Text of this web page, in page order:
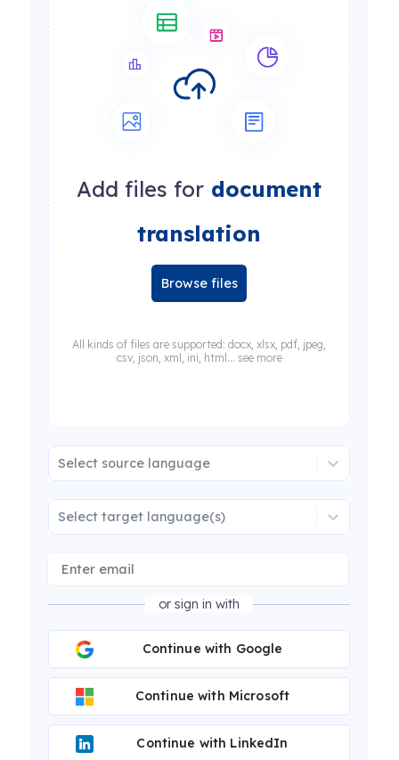
Add files for document
translation
Browse files
All kinds of files are supported: docx, xlsx, pdf, jpeg,
csv, json, xml, ini, html... see more
Select source language
Select target language(s)
or sign in with
Continue with Google
Continue with Microsoft
Continue with LinkedIn